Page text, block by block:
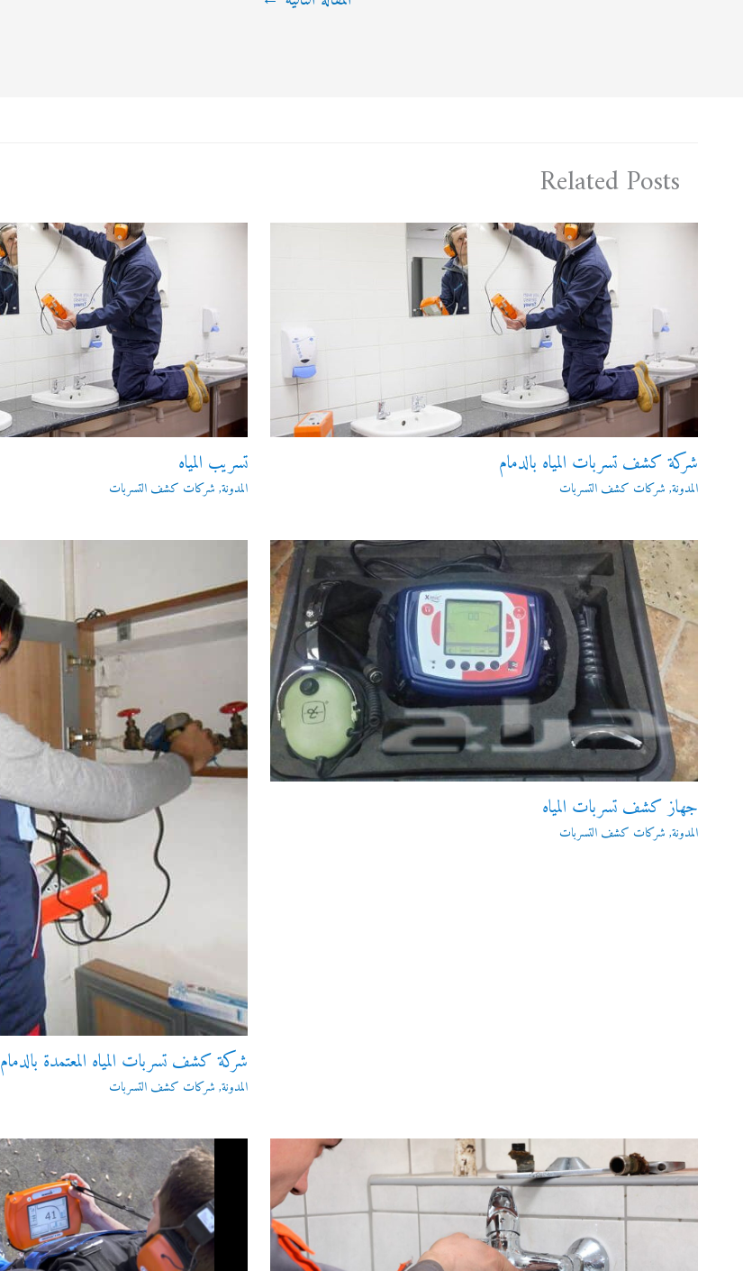
Related Posts
شركة كشف تسربات المياه بالدمام
المدونة, شركات كشف التسربات
تسريب المياه
المدونة, شركات كشف التسربات
جهاز كشف تسربات المياه
المدونة, شركات كشف التسربات
شركة كشف تسربات المياه المعتمدة بالدمام
المدونة, شركات كشف التسربات